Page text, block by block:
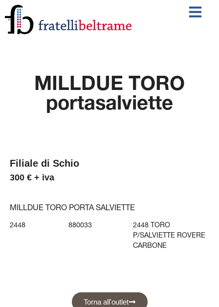
MILLDUE TORO
portasalviette
Filiale di Schio
300 € + iva
MILLDUE TORO PORTA SALVIETTE
2448 880033
2448 TORO
P/SALVIETTE ROVERE
CARBONE
Torna all'outlet